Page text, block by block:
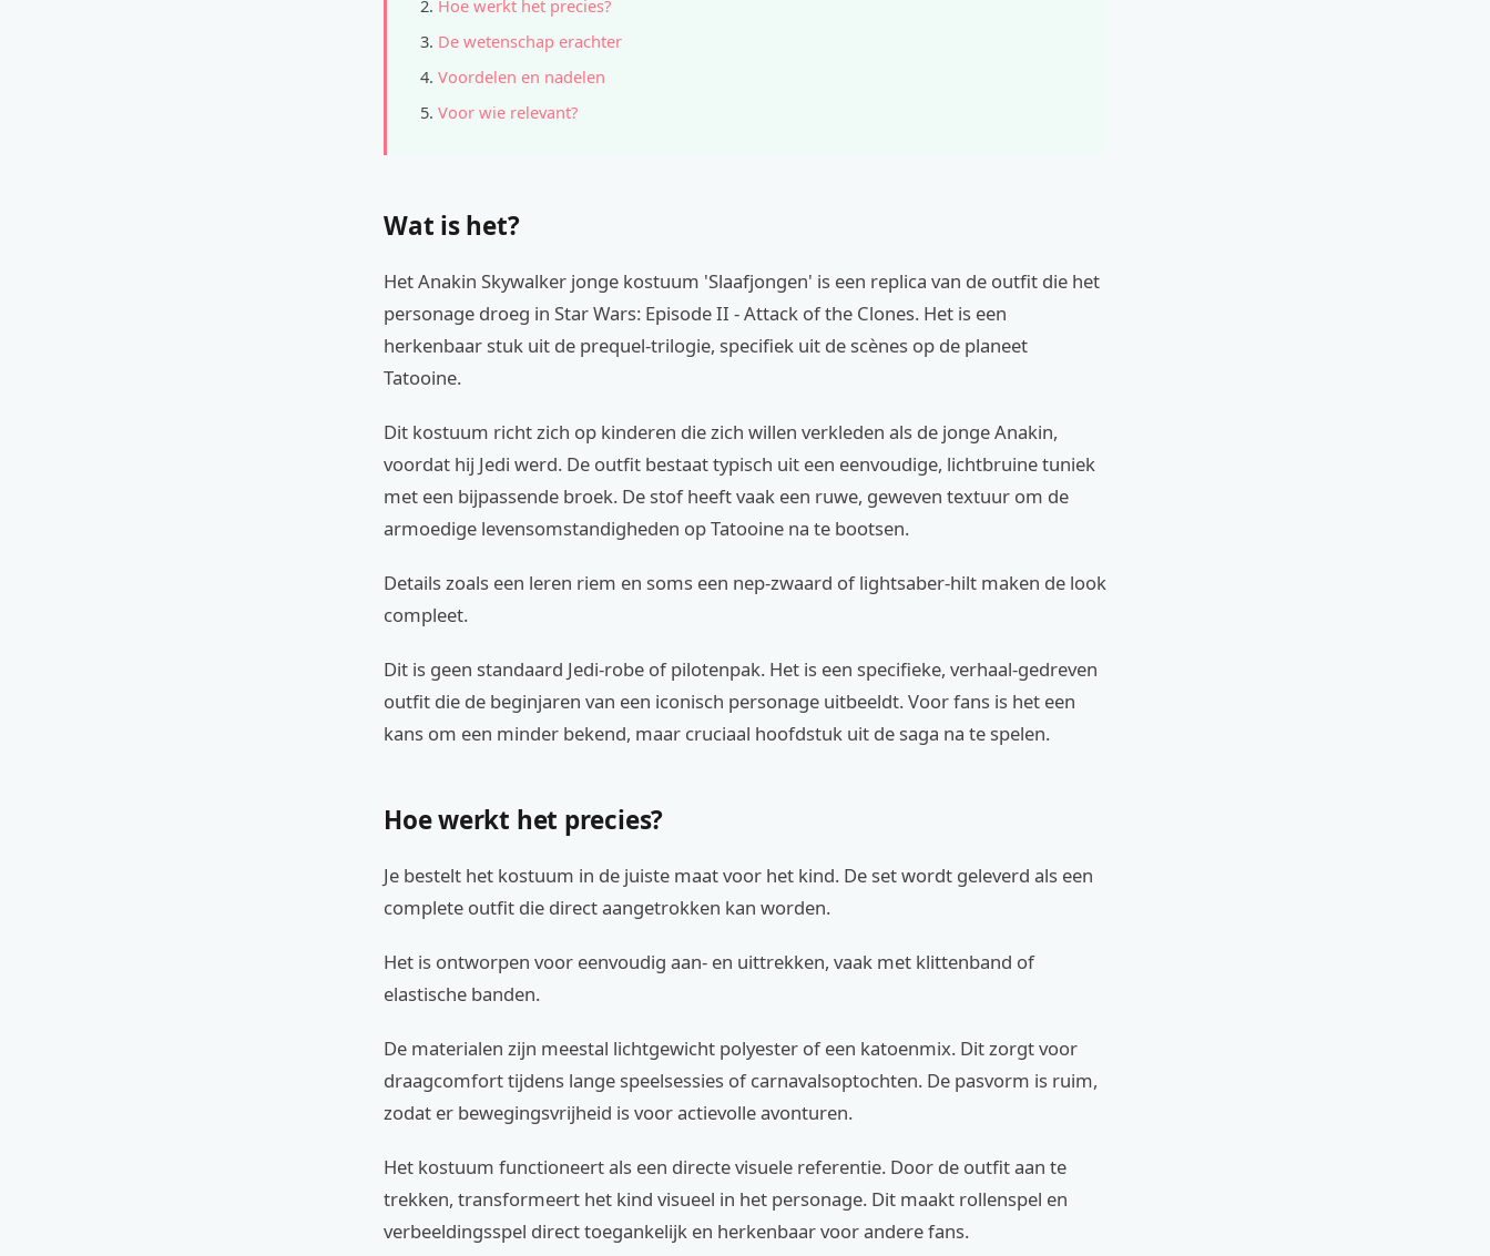
Hoe werkt het precies?
De wetenschap erachter
Voordelen en nadelen
Voor wie relevant?
Wat is het?
Het Anakin Skywalker jonge kostuum 'Slaafjongen' is een replica van de outfit die het
personage droeg in Star Wars: Episode II - Attack of the Clones. Het is een
herkenbaar stuk uit de prequel-trilogie, specifiek uit de scènes op de planeet
Tatooine.
Dit kostuum richt zich op kinderen die zich willen verkleden als de jonge Anakin,
voordat hij Jedi werd. De outfit bestaat typisch uit een eenvoudige, lichtbruine tuniek
met een bijpassende broek. De stof heeft vaak een ruwe, geweven textuur om de
armoedige levensomstandigheden op Tatooine na te bootsen.
Details zoals een leren riem en soms een nep-zwaard of lightsaber-hilt maken de look
compleet.
Dit is geen standaard Jedi-robe of pilotenpak. Het is een specifieke, verhaal-gedreven
outfit die de beginjaren van een iconisch personage uitbeeldt. Voor fans is het een
kans om een minder bekend, maar cruciaal hoofdstuk uit de saga na te spelen.
Hoe werkt het precies?
Je bestelt het kostuum in de juiste maat voor het kind. De set wordt geleverd als een
complete outfit die direct aangetrokken kan worden.
Het is ontworpen voor eenvoudig aan- en uittrekken, vaak met klittenband of
elastische banden.
De materialen zijn meestal lichtgewicht polyester of een katoenmix. Dit zorgt voor
draagcomfort tijdens lange speelsessies of carnavalsoptochten. De pasvorm is ruim,
zodat er bewegingsvrijheid is voor actievolle avonturen.
Het kostuum functioneert als een directe visuele referentie. Door de outfit aan te
trekken, transformeert het kind visueel in het personage. Dit maakt rollenspel en
verbeeldingsspel direct toegankelijk en herkenbaar voor andere fans.